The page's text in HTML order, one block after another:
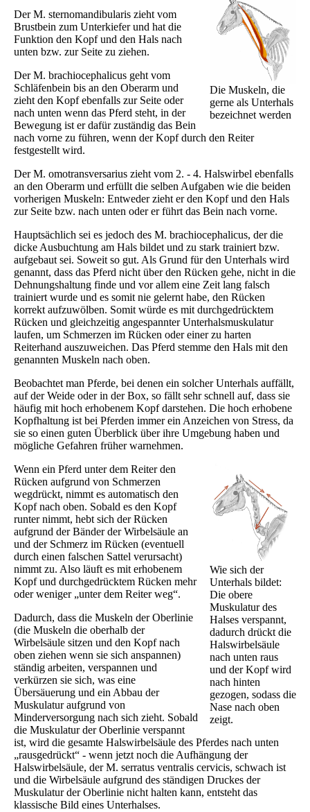
Die Muskeln, die
gerne als Unterhals
bezeichnet werden
Der M. sternomandibularis zieht vom
Brustbein zum Unterkiefer und hat die
Funktion den Kopf und den Hals nach
unten bzw. zur Seite zu ziehen.
Der M. brachiocephalicus geht vom
Schläfenbein bis an den Oberarm und
zieht den Kopf ebenfalls zur Seite oder
nach unten wenn das Pferd steht, in der
Bewegung ist er dafür zuständig das Bein
nach vorne zu führen, wenn der Kopf durch den Reiter
festgestellt wird.
Der M. omotransversarius zieht vom 2. - 4. Halswirbel ebenfalls
an den Oberarm und erfüllt die selben Aufgaben wie die beiden
vorherigen Muskeln: Entweder zieht er den Kopf und den Hals
zur Seite bzw. nach unten oder er führt das Bein nach vorne.
Hauptsächlich sei es jedoch des M. brachiocephalicus, der die
dicke Ausbuchtung am Hals bildet und zu stark trainiert bzw.
aufgebaut sei. Soweit so gut. Als Grund für den Unterhals wird
genannt, dass das Pferd nicht über den Rücken gehe, nicht in die
Dehnungshaltung finde und vor allem eine Zeit lang falsch
trainiert wurde und es somit nie gelernt habe, den Rücken
korrekt aufzuwölben. Somit würde es mit durchgedrücktem
Rücken und gleichzeitig angespannter Unterhalsmuskulatur
laufen, um Schmerzen im Rücken oder einer zu harten
Reiterhand auszuweichen. Das Pferd stemme den Hals mit den
genannten Muskeln nach oben.
Beobachtet man Pferde, bei denen ein solcher Unterhals auffällt,
auf der Weide oder in der Box, so fällt sehr schnell auf, dass sie
häufig mit hoch erhobenem Kopf darstehen. Die hoch erhobene
Kopfhaltung ist bei Pferden immer ein Anzeichen von Stress, da
sie so einen guten Überblick über ihre Umgebung haben und
mögliche Gefahren früher warnehmen.
Wie sich der
Unterhals bildet:
Die obere
Muskulatur des
Halses verspannt,
dadurch drückt die
Halswirbelsäule
nach unten raus
und der Kopf wird
nach hinten
gezogen, sodass die
Nase nach oben
zeigt.
Wenn ein Pferd unter dem Reiter den
Rücken aufgrund von Schmerzen
wegdrückt, nimmt es automatisch den
Kopf nach oben. Sobald es den Kopf
runter nimmt, hebt sich der Rücken
aufgrund der Bänder der Wirbelsäule an
und der Schmerz im Rücken (eventuell
durch einen falschen Sattel verursacht)
nimmt zu. Also läuft es mit erhobenem
Kopf und durchgedrücktem Rücken mehr
oder weniger „unter dem Reiter weg“.
Dadurch, dass die Muskeln der Oberlinie
(die Muskeln die oberhalb der
Wirbelsäule sitzen und den Kopf nach
oben ziehen wenn sie sich anspannen)
ständig arbeiten, verspannen und
verkürzen sie sich, was eine
Übersäuerung und ein Abbau der
Muskulatur aufgrund von
Minderversorgung nach sich zieht. Sobald
die Muskulatur der Oberlinie verspannt
ist, wird die gesamte Halswirbelsäule des Pferdes nach unten
„rausgedrückt“ - wenn jetzt noch die Aufhängung der
Halswirbelsäule, der M. serratus ventralis cervicis, schwach ist
und die Wirbelsäule aufgrund des ständigen Druckes der
Muskulatur der Oberlinie nicht halten kann, entsteht das
klassische Bild eines Unterhalses.